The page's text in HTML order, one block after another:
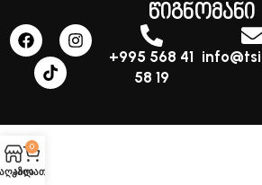
წიგნომანი
+995 568 41
58 19
0
კალათა